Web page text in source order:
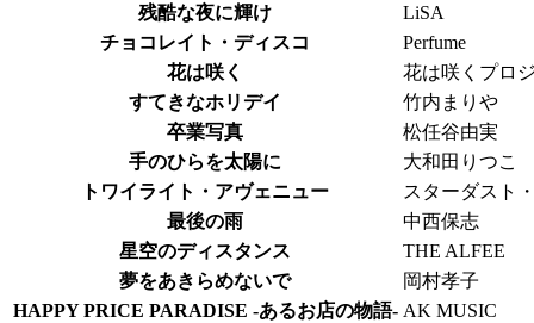
残酷な夜に輝け
LiSA
チョコレイト・ディスコ
Perfume
花は咲く
花は咲くプロ
すてきなホリデイ
竹内まりや
卒業写真
松任谷由実
手のひらを太陽に
大和田りつこ
トワイライト・アヴェニュー
スターダスト
最後の雨
中西保志
星空のディスタンス
THE ALFEE
夢をあきらめないで
岡村孝子
HAPPY PRICE PARADISE -あるお店の物語- AK MUSIC